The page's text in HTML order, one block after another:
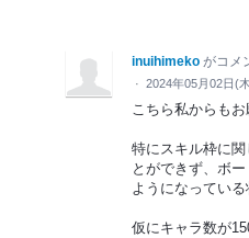
inuihimeko がコメ
· 2024年05月02日(
こちら私からもお
特にスキル枠に
とができず、ボ
ようになっている
仮にキャラ数が